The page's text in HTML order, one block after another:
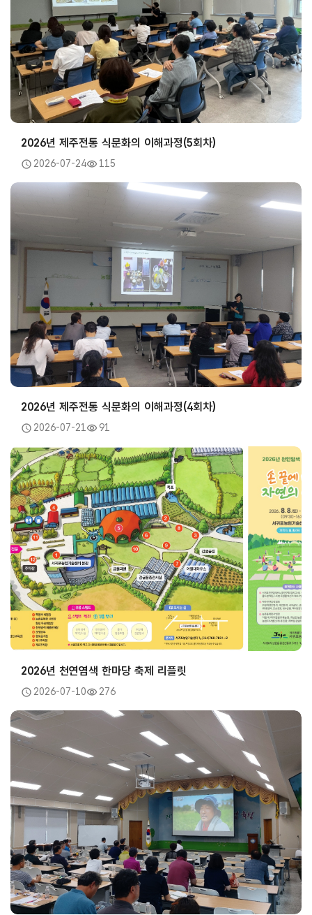
2026년 제주전통 식문화의 이해과정(5회차)
2026-07-24 115
2026년 제주전통 식문화의 이해과정(4회차)
2026-07-21 91
2026년 천연염색 한마당 축제 리플릿
2026-07-10 276